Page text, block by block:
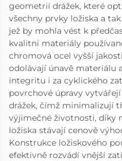
geometrií drážek, které
všechny prvky ložiska a
jež by mohla vést k
kvalitní materiály
chromová ocel vyšší
odolávají únavě materiálu
integritu i za cyklického
povrchové úpravy
drážek, čímž minimalizují
výjimečné životnosti, díky
ložiska stávají cenově
Konstrukce ložiskového
efektivně rozvádí vnější